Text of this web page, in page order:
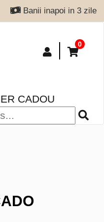
Banii inapoi in 3 zile
0
CADOU